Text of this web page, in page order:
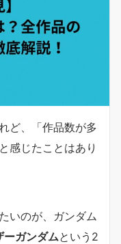
ど、「作品数が多
感じたことはあり
いのが、ガンダム
ーガンダムという2